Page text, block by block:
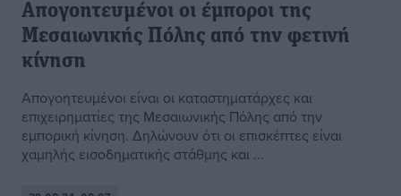
Απογοητευμένοι οι έμποροι της
Μεσαιωνικής Πόλης από την φετινή
κίνηση
Απογοητευμένοι είναι οι καταστηματάρχες και
επιχειρηματίες της Μεσαιωνικής Πόλης από την
εμπορική κίνηση. Δηλώνουν ότι οι επισκέπτες είναι
χαμηλής εισοδηματικής στάθμης και ...